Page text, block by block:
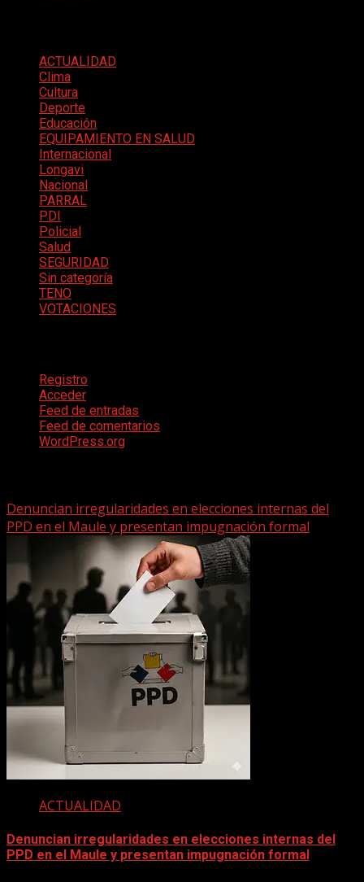
ACTUALIDAD
Clima
Cultura
Deporte
Educación
EQUIPAMIENTO EN SALUD
Internacional
Longavi
Nacional
PARRAL
PDI
Policial
Salud
SEGURIDAD
Sin categoría
TENO
VOTACIONES
Registro
Acceder
Feed de entradas
Feed de comentarios
WordPress.org
Denuncian irregularidades en elecciones internas del
PPD en el Maule y presentan impugnación formal
ACTUALIDAD
Denuncian irregularidades en elecciones internas del
PPD en el Maule y presentan impugnación formal